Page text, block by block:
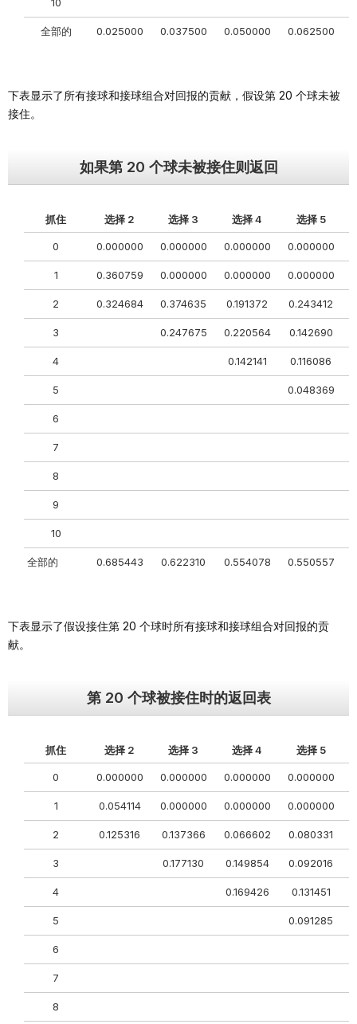
全部的 0.025000 0.037500 0.050000 0.062500
下表显示了所有接球和接球组合对回报的贡献，假设第 20 个球未被
接住。
如果第 20 个球未被接住则返回
抓住 选择 2 选择 3 选择 4 选择 5
0 0.000000 0.000000 0.000000 0.000000
1 0.360759 0.000000 0.000000 0.000000
2 0.324684 0.374635 0.191372 0.243412
3 0.247675 0.220564 0.142690
4 0.142141 0.116086
5 0.048369
6
7
8
9
10
全部的 0.685443 0.622310 0.554078 0.550557
下表显示了假设接住第 20 个球时所有接球和接球组合对回报的贡
献。
第 20 个球被接住时的返回表
抓住 选择 2 选择 3 选择 4 选择 5
0 0.000000 0.000000 0.000000 0.000000
1 0.054114 0.000000 0.000000 0.000000
2 0.125316 0.137366 0.066602 0.080331
3 0.177130 0.149854 0.092016
4 0.169426 0.131451
5 0.091285
6
7
8